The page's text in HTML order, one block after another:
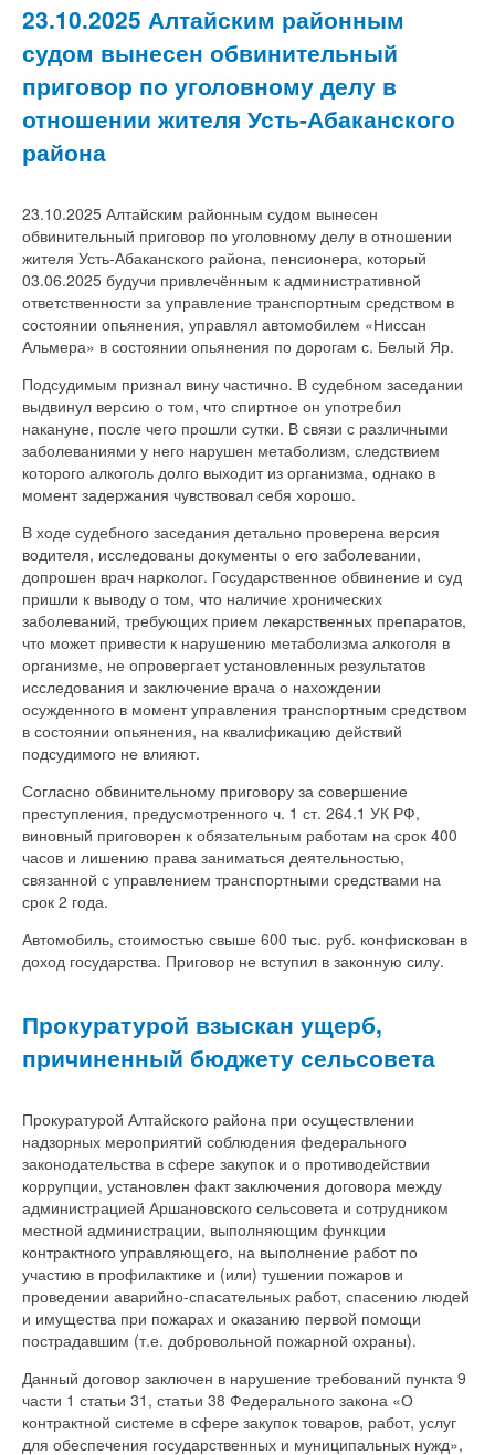
23.10.2025 Алтайским районным
судом вынесен обвинительный
приговор по уголовному делу в
отношении жителя Усть-Абаканского
района
23.10.2025 Алтайским районным судом вынесен
обвинительный приговор по уголовному делу в отношении
жителя Усть-Абаканского района, пенсионера, который
03.06.2025 будучи привлечённым к административной
ответственности за управление транспортным средством в
состоянии опьянения, управлял автомобилем «Ниссан
Альмера» в состоянии опьянения по дорогам с. Белый Яр.
Подсудимым признал вину частично. В судебном заседании
выдвинул версию о том, что спиртное он употребил
накануне, после чего прошли сутки. В связи с различными
заболеваниями у него нарушен метаболизм, следствием
которого алкоголь долго выходит из организма, однако в
момент задержания чувствовал себя хорошо.
В ходе судебного заседания детально проверена версия
водителя, исследованы документы о его заболевании,
допрошен врач нарколог. Государственное обвинение и суд
пришли к выводу о том, что наличие хронических
заболеваний, требующих прием лекарственных препаратов,
что может привести к нарушению метаболизма алкоголя в
организме, не опровергает установленных результатов
исследования и заключение врача о нахождении
осужденного в момент управления транспортным средством
в состоянии опьянения, на квалификацию действий
подсудимого не влияют.
Согласно обвинительному приговору за совершение
преступления, предусмотренного ч. 1 ст. 264.1 УК РФ,
виновный приговорен к обязательным работам на срок 400
часов и лишению права заниматься деятельностью,
связанной с управлением транспортными средствами на
срок 2 года.
Автомобиль, стоимостью свыше 600 тыс. руб. конфискован в
доход государства. Приговор не вступил в законную силу.
Прокуратурой взыскан ущерб,
причиненный бюджету сельсовета
Прокуратурой Алтайского района при осуществлении
надзорных мероприятий соблюдения федерального
законодательства в сфере закупок и о противодействии
коррупции, установлен факт заключения договора между
администрацией Аршановского сельсовета и сотрудником
местной администрации, выполняющим функции
контрактного управляющего, на выполнение работ по
участию в профилактике и (или) тушении пожаров и
проведении аварийно-спасательных работ, спасению людей
и имущества при пожарах и оказанию первой помощи
пострадавшим (т.е. добровольной пожарной охраны).
Данный договор заключен в нарушение требований пункта 9
части 1 статьи 31, статьи 38 Федерального закона «О
контрактной системе в сфере закупок товаров, работ, услуг
для обеспечения государственных и муниципальных нужд»,